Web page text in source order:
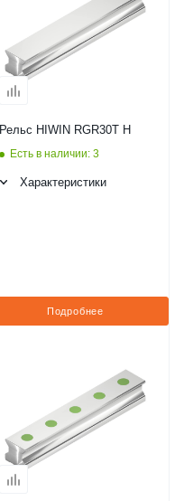
Рельс HIWIN RGR30T H
Есть в наличии: 3
Характеристики
Подробнее